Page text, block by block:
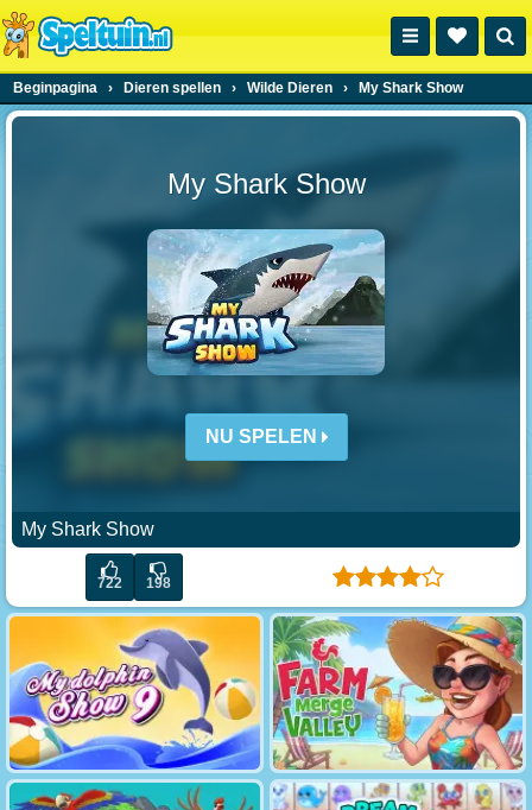
Beginpagina › Dieren spellen › Wilde Dieren › My Shark Show
My Shark Show
NU SPELEN
My Shark Show
722 198